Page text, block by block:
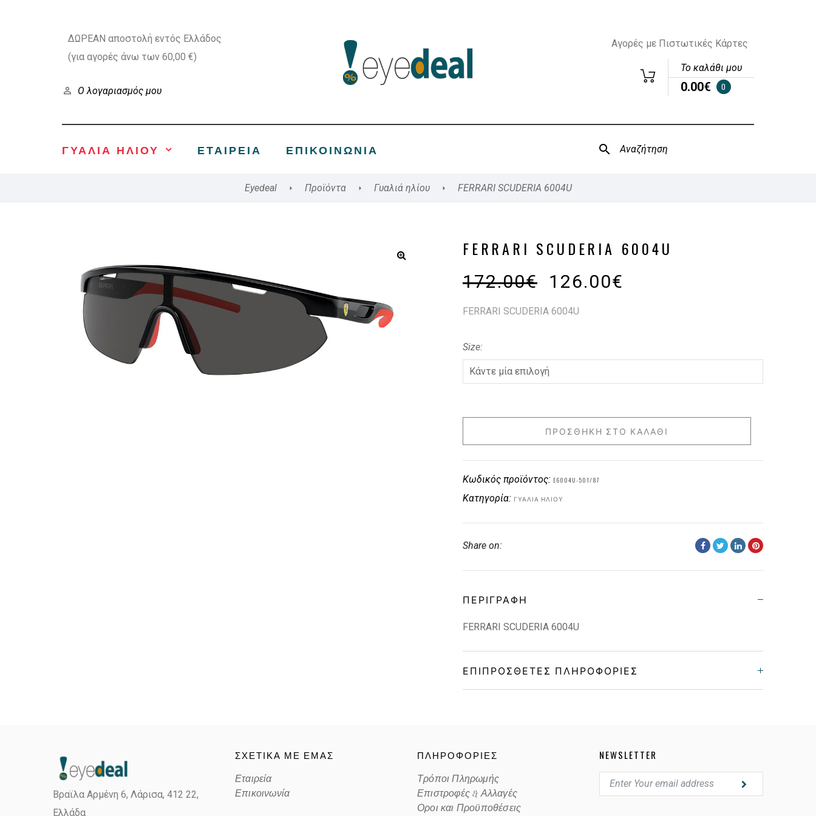
ΔΩΡΕΑΝ αποστολή εντός Ελλάδος
(για αγορές άνω των 60,00 €)
Ο λογαριασμός μου
Αγορές με Πιστωτικές Κάρτες
Το καλάθι μου
0.00€ 0
ΓΥΑΛΙΑ ΗΛΙΟΥ ΕΤΑΙΡΕΊΑ ΕΠΙΚΟΙΝΩΝΊΑ
Eyedeal Προϊόντα Γυαλιά ηλίου FERRARI SCUDERIA 6004U
FERRARI SCUDERIA 6004U
172.00€ 126.00€
FERRARI SCUDERIA 6004U
Size
ΠΡΟΣΘΉΚΗ ΣΤΟ ΚΑΛΆΘΙ
Κωδικός προϊόντος: E6004U-501/87
Κατηγορία: ΓΥΑΛΙΆ ΗΛΊΟΥ
Share on:
ΠΕΡΙΓΡΑΦΉ
FERRARI SCUDERIA 6004U
ΕΠΙΠΡΌΣΘΕΤΕΣ ΠΛΗΡΟΦΟΡΊΕΣ
Lens Color
Βραϊλα Αρμένη 6, Λάρισα, 412 22,
Ελλάδα
ΣΧΕΤΙΚΑ ΜΕ ΕΜΑΣ
Εταιρεία
Επικοινωνία
ΠΛΗΡΟΦΟΡΙΕΣ
Τρόποι Πληρωμής
Επιστροφές & Αλλαγές
Οροι και Προϋποθέσεις
NEWSLETTER